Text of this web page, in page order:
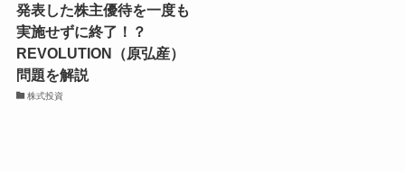
発表した株主優待を一度も
実施せずに終了！？
REVOLUTION（原弘産）
問題を解説
株式投資